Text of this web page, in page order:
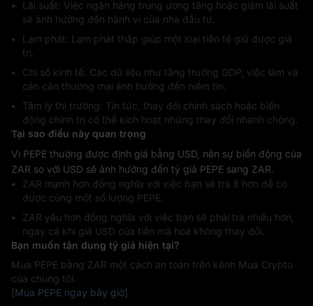
Lãi suất: Việc ngân hàng trung ương tăng hoặc giảm lãi suất
sẽ ảnh hưởng đến hành vi của nhà đầu tư.
Lạm phát: Lạm phát thấp giúp một loại tiền tệ giữ được giá
trị.
Chỉ số kinh tế: Các dữ liệu như tăng trưởng GDP, việc làm và
cán cân thương mại ảnh hưởng đến niềm tin.
Tâm lý thị trường: Tin tức, thay đổi chính sách hoặc biến
động chính trị có thể kích hoạt những thay đổi nhanh chóng.
Tại sao điều này quan trọng
Vì PEPE thường được định giá bằng USD, nên sự biến động của
ZAR so với USD sẽ ảnh hưởng đến tỷ giá PEPE sang ZAR.
ZAR mạnh hơn đồng nghĩa với việc bạn sẽ trả ít hơn để có
được cùng một số lượng PEPE.
ZAR yếu hơn đồng nghĩa với việc bạn sẽ phải trả nhiều hơn,
ngay cả khi giá USD của tiền mã hoá không thay đổi.
Bạn muốn tận dụng tỷ giá hiện tại?
Mua PEPE bằng ZAR một cách an toàn trên kênh Mua Crypto
của chúng tôi.
[Mua PEPE ngay bây giờ]